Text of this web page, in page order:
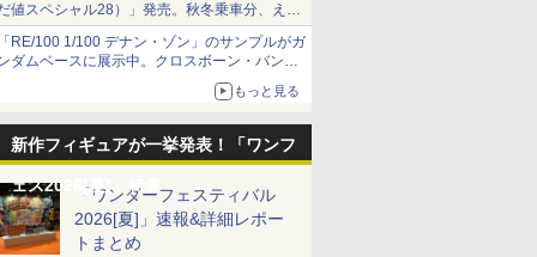
値スペシャル28）」発売。秋冬乗車分、えき
っと限定
RE/100 1/100 デナン・ゾン」のサンプルがガ
ダムベースに展示中。クロスボーン・バンガ
ドの制式量産機が間もなく発送【ガンダムベ
もっと見る
新作フィギュアが一挙発表！「ワンフ
ェス2026[夏]」特集「ワンダーフェスティバル
2026[夏]」速報&詳細レポー
トまとめ